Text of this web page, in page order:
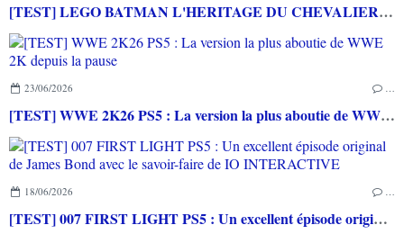
[TEST] LEGO BATMAN L'HERITAGE DU CHEVALIER NOIR XBOX SERIES X : C'est Batman Arkham City en LEGO!
23/06/2026 …
[TEST] WWE 2K26 PS5 : La version la plus aboutie de WWE 2K depuis la pause
18/06/2026 …
[TEST] 007 FIRST LIGHT PS5 : Un excellent épisode original de James Bond avec le savoir-faire de IO INTERACTIVE